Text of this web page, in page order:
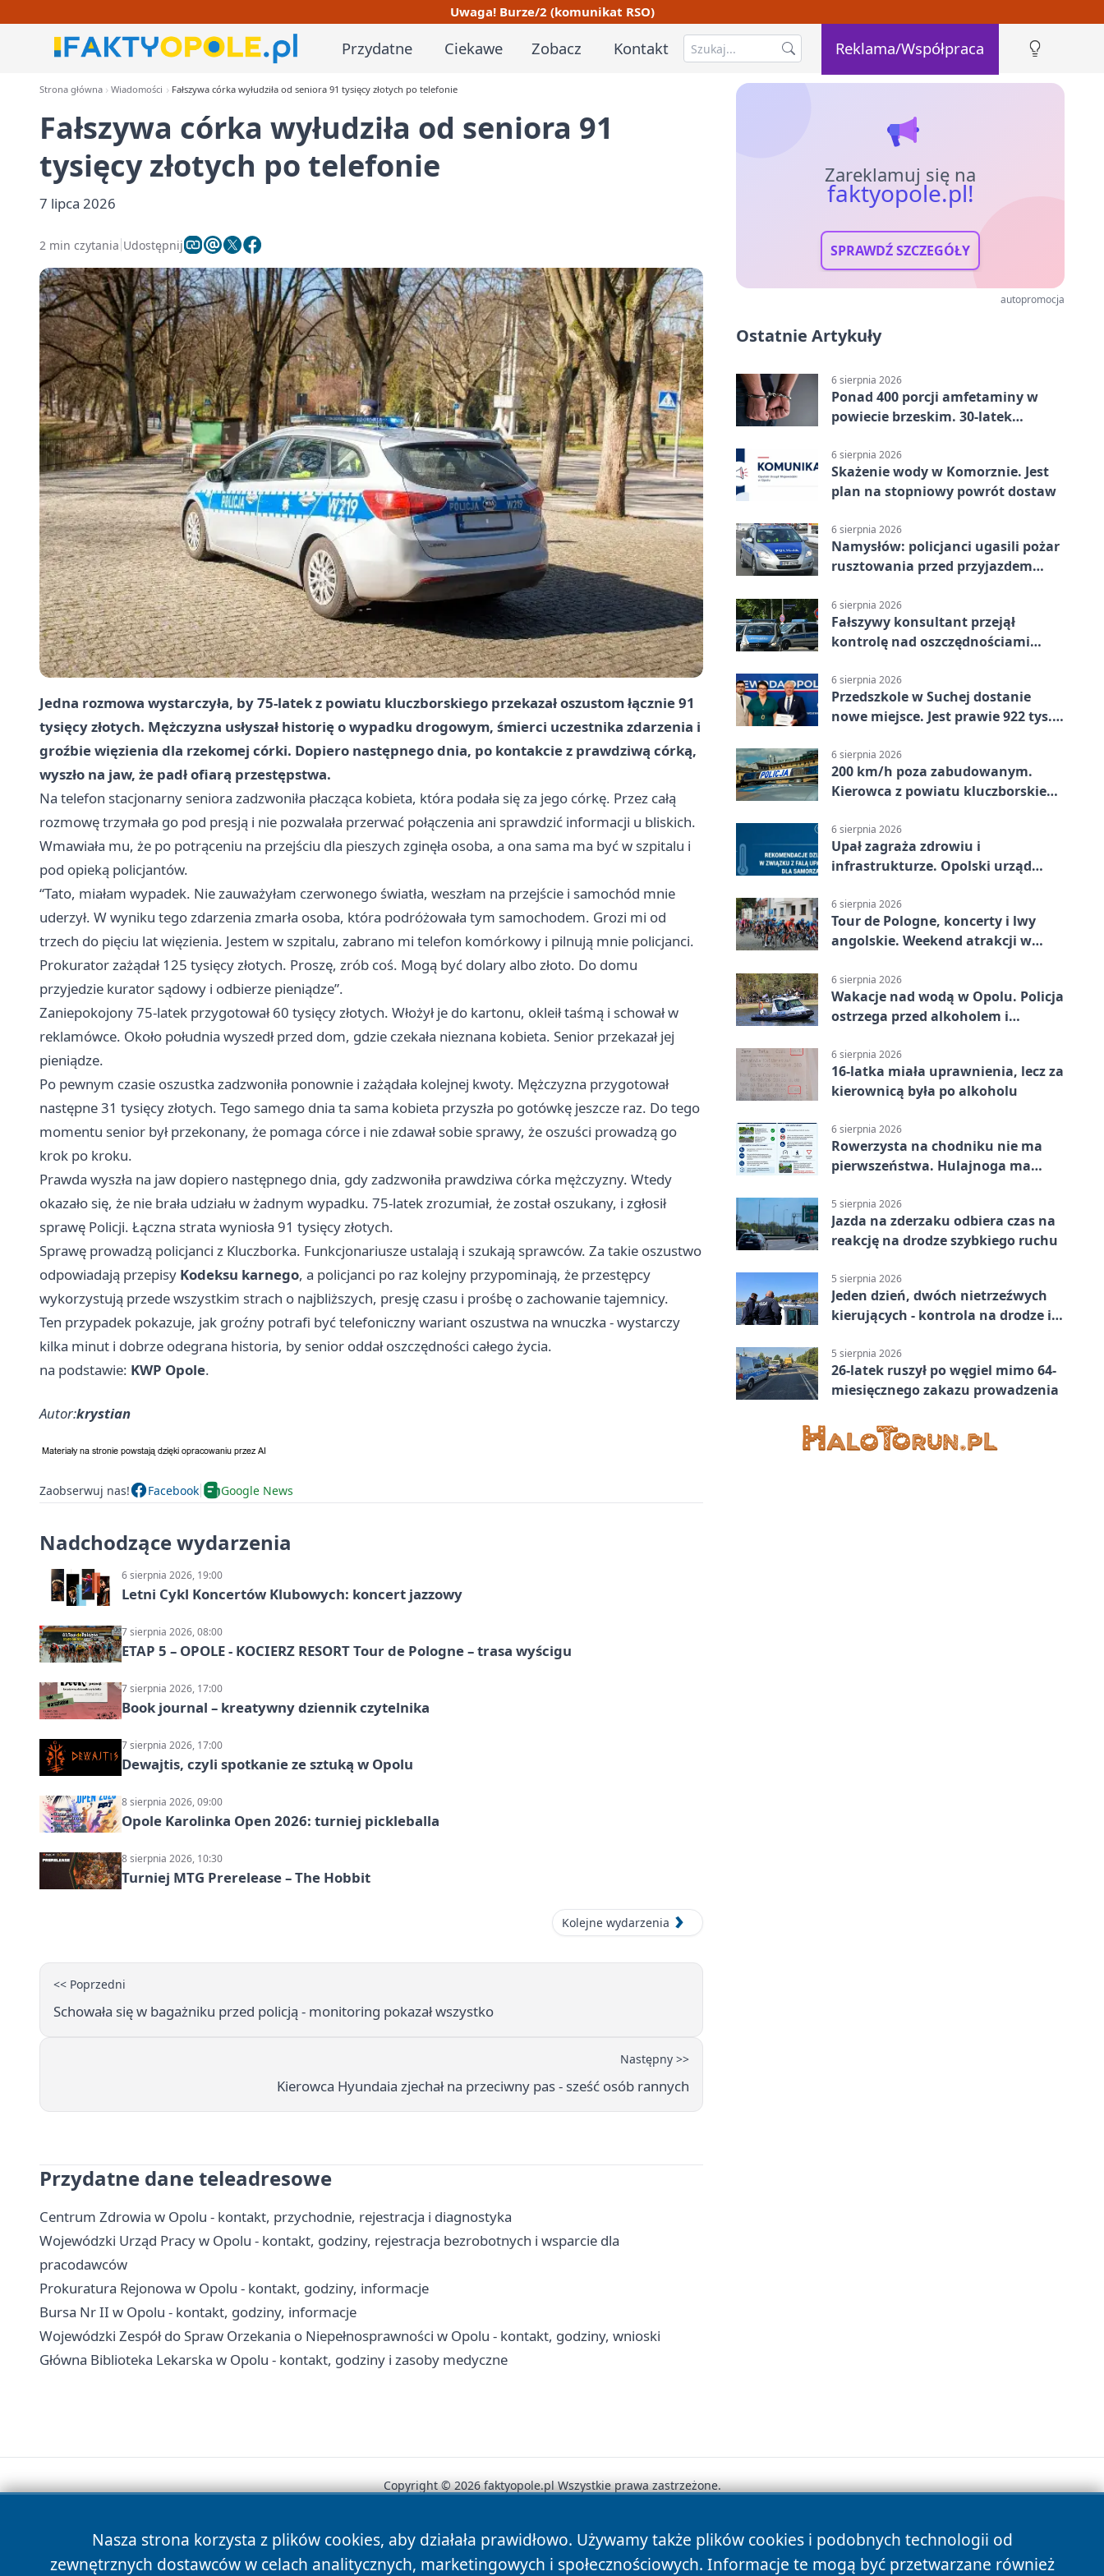
Uwaga! Burze/2 (komunikat RSO)
Przydatne Ciekawe Zobacz Kontakt Reklama/Współpraca
Strona główna Wiadomości Fałszywa córka wyłudziła od seniora 91 tysięcy złotych po telefonie
Fałszywa córka wyłudziła od seniora 91
tysięcy złotych po telefonie
7 lipca 2026
2 min czytania Udostępnij
Jedna rozmowa wystarczyła, by 75-latek z powiatu kluczborskiego przekazał oszustom łącznie 91
tysięcy złotych. Mężczyzna usłyszał historię o wypadku drogowym, śmierci uczestnika zdarzenia i
groźbie więzienia dla rzekomej córki. Dopiero następnego dnia, po kontakcie z prawdziwą córką,
wyszło na jaw, że padł ofiarą przestępstwa.
Na telefon stacjonarny seniora zadzwoniła płacząca kobieta, która podała się za jego córkę. Przez całą
rozmowę trzymała go pod presją i nie pozwalała przerwać połączenia ani sprawdzić informacji u bliskich.
Wmawiała mu, że po potrąceniu na przejściu dla pieszych zginęła osoba, a ona sama ma być w szpitalu i
pod opieką policjantów.
“Tato, miałam wypadek. Nie zauważyłam czerwonego światła, weszłam na przejście i samochód mnie
uderzył. W wyniku tego zdarzenia zmarła osoba, która podróżowała tym samochodem. Grozi mi od
trzech do pięciu lat więzienia. Jestem w szpitalu, zabrano mi telefon komórkowy i pilnują mnie policjanci.
Prokurator zażądał 125 tysięcy złotych. Proszę, zrób coś. Mogą być dolary albo złoto. Do domu
przyjedzie kurator sądowy i odbierze pieniądze”.
Zaniepokojony 75-latek przygotował 60 tysięcy złotych. Włożył je do kartonu, okleił taśmą i schował w
reklamówce. Około południa wyszedł przed dom, gdzie czekała nieznana kobieta. Senior przekazał jej
pieniądze.
Po pewnym czasie oszustka zadzwoniła ponownie i zażądała kolejnej kwoty. Mężczyzna przygotował
następne 31 tysięcy złotych. Tego samego dnia ta sama kobieta przyszła po gotówkę jeszcze raz. Do tego
momentu senior był przekonany, że pomaga córce i nie zdawał sobie sprawy, że oszuści prowadzą go
krok po kroku.
Prawda wyszła na jaw dopiero następnego dnia, gdy zadzwoniła prawdziwa córka mężczyzny. Wtedy
okazało się, że nie brała udziału w żadnym wypadku. 75-latek zrozumiał, że został oszukany, i zgłosił
sprawę Policji. Łączna strata wyniosła 91 tysięcy złotych.
Sprawę prowadzą policjanci z Kluczborka. Funkcjonariusze ustalają i szukają sprawców. Za takie oszustwo
odpowiadają przepisy Kodeksu karnego, a policjanci po raz kolejny przypominają, że przestępcy
wykorzystują przede wszystkim strach o najbliższych, presję czasu i prośbę o zachowanie tajemnicy.
Ten przypadek pokazuje, jak groźny potrafi być telefoniczny wariant oszustwa na wnuczka - wystarczy
kilka minut i dobrze odegrana historia, by senior oddał oszczędności całego życia.
na podstawie: KWP Opole.
Autor:krystian
Zaobserwuj nas! Facebook Google News
Nadchodzące wydarzenia
6 sierpnia 2026, 19:00
Letni Cykl Koncertów Klubowych: koncert jazzowy
7 sierpnia 2026, 08:00
ETAP 5 – OPOLE - KOCIERZ RESORT Tour de Pologne – trasa wyścigu
7 sierpnia 2026, 17:00
Book journal – kreatywny dziennik czytelnika
7 sierpnia 2026, 17:00
Dewajtis, czyli spotkanie ze sztuką w Opolu
8 sierpnia 2026, 09:00
Opole Karolinka Open 2026: turniej pickleballa
8 sierpnia 2026, 10:30
Turniej MTG Prerelease – The Hobbit
Kolejne wydarzenia
<< Poprzedni
Schowała się w bagażniku przed policją - monitoring pokazał wszystko
Następny >>
Kierowca Hyundaia zjechał na przeciwny pas - sześć osób rannych
Przydatne dane teleadresowe
Centrum Zdrowia w Opolu - kontakt, przychodnie, rejestracja i diagnostyka
Wojewódzki Urząd Pracy w Opolu - kontakt, godziny, rejestracja bezrobotnych i wsparcie dla
pracodawców
Prokuratura Rejonowa w Opolu - kontakt, godziny, informacje
Bursa Nr II w Opolu - kontakt, godziny, informacje
Wojewódzki Zespół do Spraw Orzekania o Niepełnosprawności w Opolu - kontakt, godziny, wnioski
Główna Biblioteka Lekarska w Opolu - kontakt, godziny i zasoby medyczne
Zareklamuj się na
faktyopole.pl!
SPRAWDŹ SZCZEGÓŁY
autopromocja
Ostatnie Artykuły
6 sierpnia 2026
Ponad 400 porcji amfetaminy w
powiecie brzeskim. 30-latek
6 sierpnia 2026
Skażenie wody w Komorznie. Jest
plan na stopniowy powrót dostaw
6 sierpnia 2026
Namysłów: policjanci ugasili pożar
rusztowania przed przyjazdem
6 sierpnia 2026
Fałszywy konsultant przejął
kontrolę nad oszczędnościami
6 sierpnia 2026
Przedszkole w Suchej dostanie
nowe miejsce. Jest prawie 922 tys.
6 sierpnia 2026
200 km/h poza zabudowanym.
Kierowca z powiatu kluczborskiego
6 sierpnia 2026
Upał zagraża zdrowiu i
infrastrukturze. Opolski urząd
6 sierpnia 2026
Tour de Pologne, koncerty i lwy
angolskie. Weekend atrakcji w
6 sierpnia 2026
Wakacje nad wodą w Opolu. Policja
ostrzega przed alkoholem i
6 sierpnia 2026
16-latka miała uprawnienia, lecz za
kierownicą była po alkoholu
6 sierpnia 2026
Rowerzysta na chodniku nie ma
pierwszeństwa. Hulajnoga ma
5 sierpnia 2026
Jazda na zderzaku odbiera czas na
reakcję na drodze szybkiego ruchu
5 sierpnia 2026
Jeden dzień, dwóch nietrzeźwych
kierujących - kontrola na drodze i
5 sierpnia 2026
26-latek ruszył po węgiel mimo 64-
miesięcznego zakazu prowadzenia
Nasza strona korzysta z plików cookies, aby działała prawidłowo. Używamy także plików cookies i podobnych technologii od
zewnętrznych dostawców w celach analitycznych, marketingowych i społecznościowych. Informacje te mogą być przetwarzane również
Copyright © 2026 faktyopole.pl Wszystkie prawa zastrzeżone.
News Autorzy Polityka Prywatności Polityka Cookies